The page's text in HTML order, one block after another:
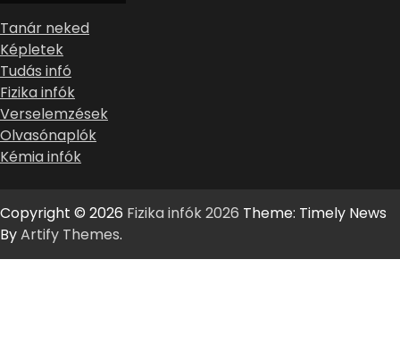
Tanár neked
Képletek
Tudás infó
Fizika infók
Verselemzések
Olvasónaplók
Kémia infók
Copyright © 2026 Fizika infók 2026 Theme: Timely News
ByArtify Themes.